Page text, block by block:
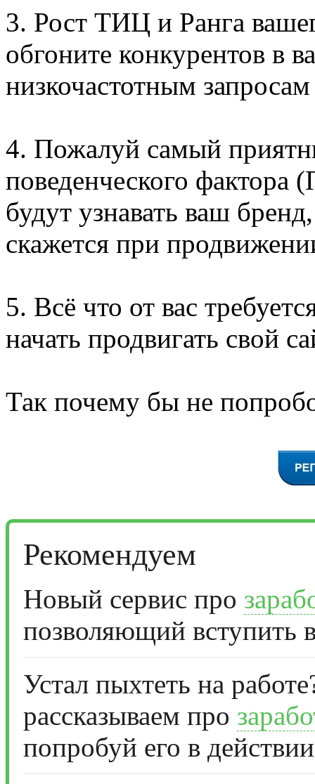
3. Рост ТИЦ и Ранга
обгоните конкурентов в
низкочастотным
4. Пожалуй самый
поведенческого
будут узнавать ваш
скажется при
5. Всё что от вас
начать продвигать свой
Так почему бы не
Рекомендуем
Новый сервис про
позволяющий вступить
Устал пыхтеть на
рассказываем про
попробуй его в